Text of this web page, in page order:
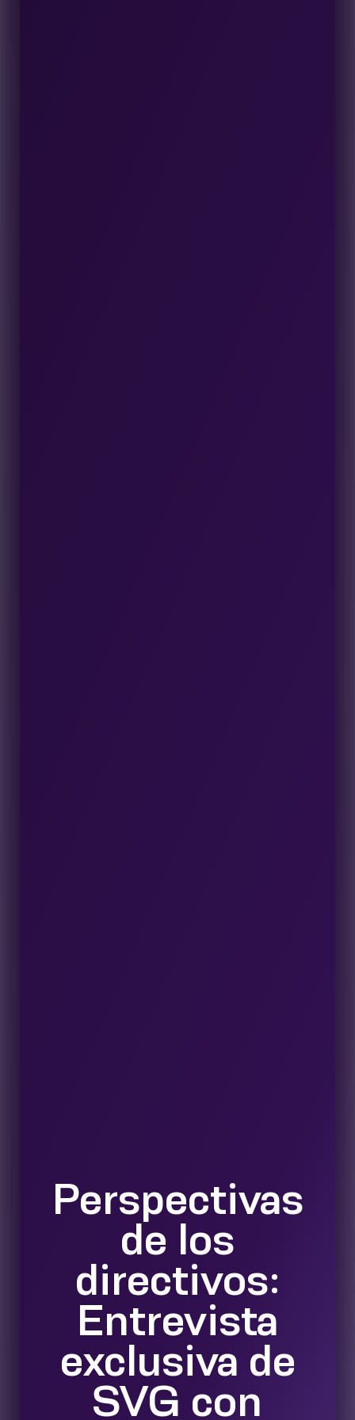
Perspectivas
de los
directivos:
Entrevista
exclusiva de
SVG con